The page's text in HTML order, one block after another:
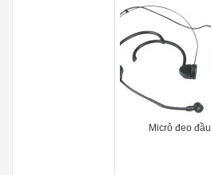
Micrô đeo đầu